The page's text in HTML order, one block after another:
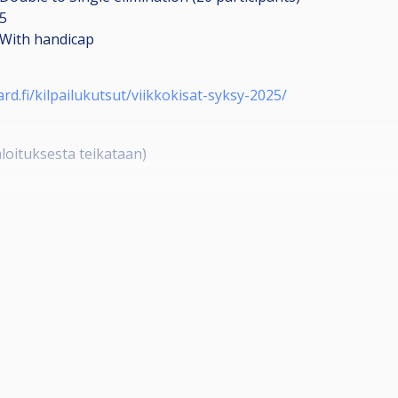
5
With handicap
kilpailukutsut/viikkokisat-syksy-2025/
teikataan)